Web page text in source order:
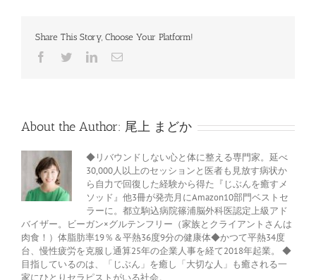
お
不
動
揺
て
い、
ブ
な
け
れ
ば
Share This Story, Choose Your Platform!
Facebook
TwitterLinkedIn
電
About the Author: 尾上 まどか
◆リバウンドしない心と体に整える専門家。延べ
30,000人以上のセッションと医者も見放す病状か
ら自力で回復した経験から得た『じぶんを癒すメ
ソッド』他3冊が発売月にAmazon10部門ベストセ
ラーに。都立駒込病院篠浦脳外科医認定上級アド
バイザー。ビーガン×グルテンフリー（家族とクライアントさんは
肉食！）体脂肪率19％＆平熱36度9分の健康体◆かつて平熱34度
台、慢性疲労を克服し通算25年の企業人事を経て2018年起業。 ◆
目指しているのは、「じぶん」を癒し「大切な人」も癒される一